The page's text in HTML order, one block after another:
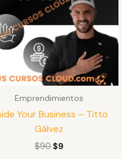
Emprendimientos
Your Business – Titto
Gálvez
$90$9